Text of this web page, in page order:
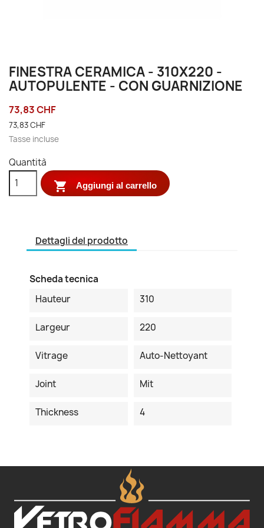
FINESTRA CERAMICA - 310X220 -
AUTOPULENTE - CON GUARNIZIONE
73,83 CHF
73,83 CHF
Tasse incluse
Quantità
 Aggiungi al carrello
Dettagli del prodotto
Scheda tecnica
Hauteur
310
Largeur 220
Vitrage Auto-Nettoyant
Joint Mit
Thickness 4